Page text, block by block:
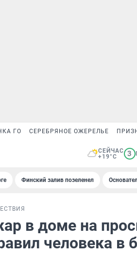
ГО СЕРЕБРЯНОЕ ОЖЕРЕЛЬЕ
СЕЙЧАС
+19°C
3
Финский залив позеленел
в доме на
человека в